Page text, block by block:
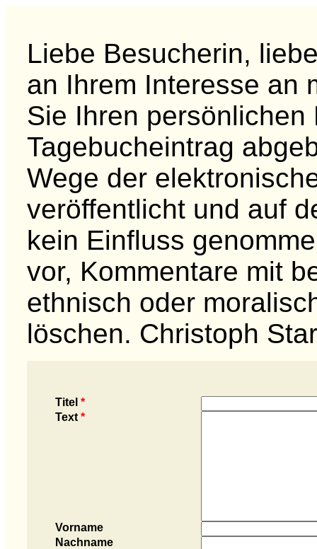
Liebe Besucherin,
an Ihrem Interesse an
Sie Ihren
Tagebucheintrag
Wege der
veröffentlicht und auf
kein Einfluss
vor, Kommentare mit
ethnisch oder
löschen. Christoph
Titel *
Text *
Vorname
Nachname